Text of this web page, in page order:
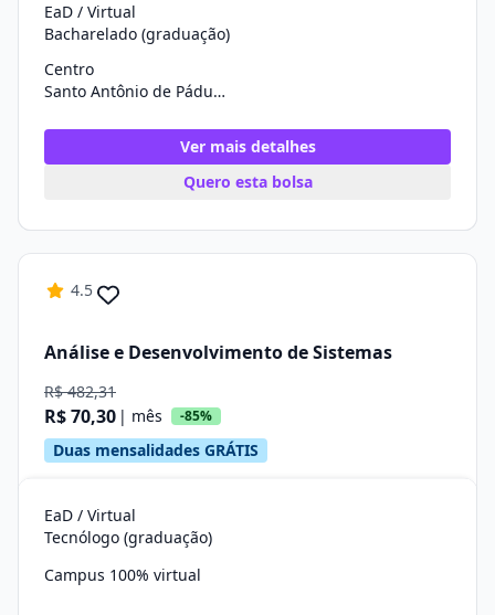
EaD / Virtual
Bacharelado (graduação)
Centro
Santo Antônio de Pádua/RJ
Ver mais detalhes
Quero esta bolsa
4.5
Análise e Desenvolvimento de Sistemas
R$ 482,31
R$ 70,30 | mês -85%
Duas mensalidades GRÁTIS
EaD / Virtual
Tecnólogo (graduação)
Campus 100% virtual